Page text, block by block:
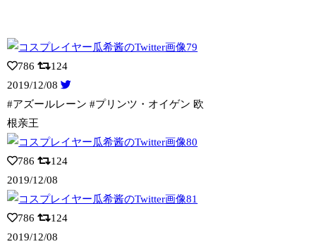
786
124
2019/12/08
#アズールレーン #プリンツ・オイゲン 欧
根亲王
786
124
2019/12/08
786
124
2019/12/08